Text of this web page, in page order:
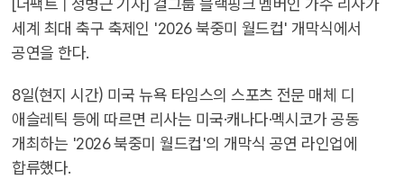
[더팩트 | 정병근 기자] 걸그룹 블랙핑크 멤버인 가수 리사가
세계 최대 축구 축제인 '2026 북중미 월드컵' 개막식에서
공연을 한다.
8일(현지 시간) 미국 뉴욕 타임스의 스포츠 전문 매체 디
애슬레틱 등에 따르면 리사는 미국·캐나다·멕시코가 공동
개최하는 '2026 북중미 월드컵'의 개막식 공연 라인업에
합류했다.